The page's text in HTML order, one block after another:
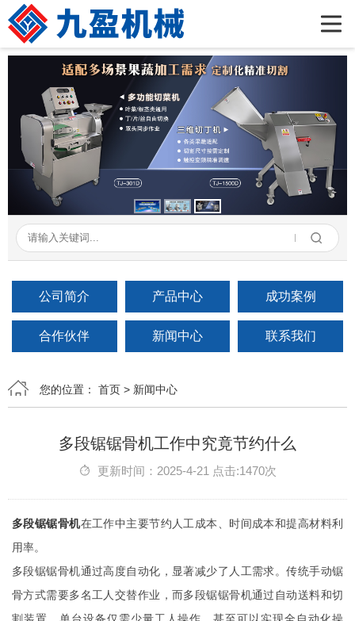
公司简介
产品展示
新闻资讯
成功案例
在线留言
联系我们
公司简介 产品中心 成功案例
合作伙伴 新闻中心 联系我们
您的位置： 首页 > 新闻中心
多段锯锯骨机工作中究竟节约什么
更新时间：2025-4-21 点击:1470次
多段锯锯骨机在工作中主要节约人工成本、时间成本和提高材料利
用率。
多段锯锯骨机通过高度自动化，显著减少了人工需求。传统手动锯
骨方式需要多名工人交替作业，而多段锯锯骨机通过自动送料和切
割装置，单台设备仅需少量工人操作，甚至可以实现全自动化操